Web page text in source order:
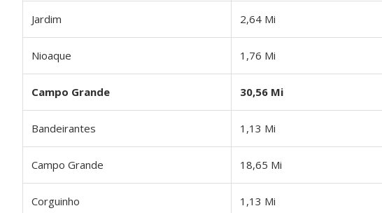
Jardim 2,64 Mi
Nioaque 1,76 Mi
Campo Grande 30,56 Mi
Bandeirantes 1,13 Mi
Campo Grande 18,65 Mi
Corguinho 1,13 Mi